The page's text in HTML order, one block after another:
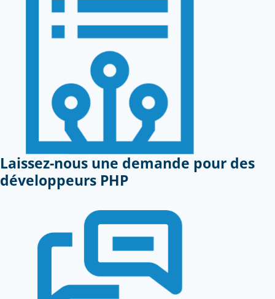
Laissez-nous une demande pour des
développeurs PHP